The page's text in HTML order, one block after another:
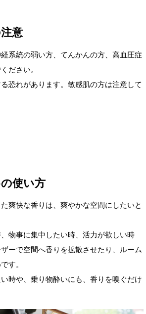
意
系統の弱い方、てんかんの方、高血圧症
ださい。
恐れがあります。敏感肌の方は注意して
使い方
爽快な香りは、爽やかな空間にしたいと
物事に集中したい時、活力が欲しい時
ーで空間へ香りを拡散させたり、ルーム
す。
時や、乗り物酔いにも、香りを嗅ぐだけ